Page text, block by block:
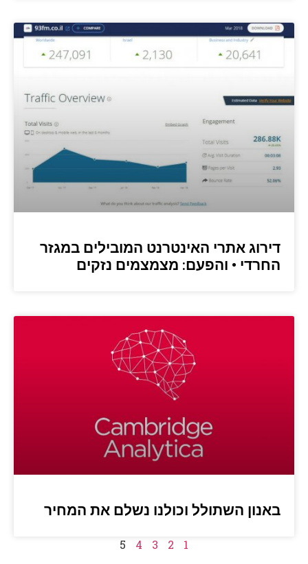
דירוג אתרי האינטרנט המובילים במגזר
החרדי • והפעם: מצמצמים נזקים
באנון השתולל וכולנו נשלם את המחיר
1
2
3
4
5